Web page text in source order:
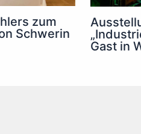
zum
Schwerin
Gast in